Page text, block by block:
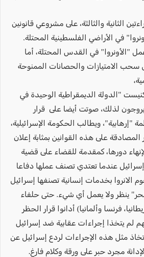
الثانية والثالثة، على مشروعي قانونين
في الأراضي الفلسطينية المحتلة.
"الأونروا" في القدس المحتلة، أما
سحب الامتيازات والحصانات الممنوحة
"الدولة الديمقراطية الوحيدة في
لذلك، صوتت أيضا على قرار
"إرهابية"، ويطالب الحكومة الإسرائيلية،
المصادقة على هذه القوانين بمثابة إعلان
دورها، كمقدمة للقضاء على قضية
عندما تعتدي تصنف عملها دفاعا
الانروا بخدمات إنسانية تصنفها إسرائيل
ينظر ولا يعمل أي شيء. حتى حلفاء
فرنسا وألمانيا) أدانوا قرار الحظر
لم يتخذا إجراءات عقابية ضد إسرائيل
مثل هذه الإجراءات لردع إسرائيل عن
مجرد حبر على ورقة وكلام فارغ.